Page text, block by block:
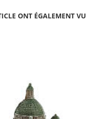
ONT ÉGALEMENT VU